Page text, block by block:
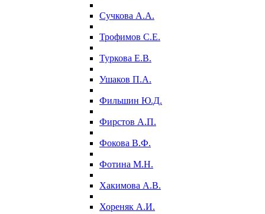
Сучкова А.А.
Трофимов С.Е.
Туркова Е.В.
Ушаков П.А.
Фильшин Ю.Д.
Фирстов А.П.
Фокова В.Ф.
Фотина М.Н.
Хакимова А.В.
Хореняк А.И.